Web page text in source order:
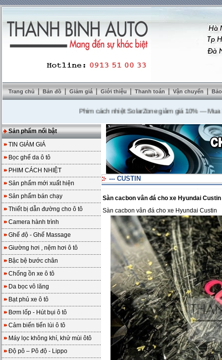
Trang chủ | Bản đồ | Giảm giá | Giới thiệu | Thanh toán | Vận chuyển |
Phim cách nhiệt SolarZone giảm giá 10%---Mua DVD
Sản phẩm nổi bật
TIN GIẢM GIÁ
Bọc ghế da ô tô
PHIM CÁCH NHIỆT
Sản phẩm mới xuất hiện
Sản phẩm bán chạy
Thiết bị dẫn đường cho ô tô
Camera hành trình
Ghế độ - Ghế Massage
Giường hơi , nệm hơi ô tô
Bậc bệ bước chân
Chống ồn xe ô tô
Da bọc vô lăng
Bạt phủ xe ô tô
Bơm lốp - Hút bụi ô tô
Cảm biến tiến lùi ô tô
Máy lọc không khí, khử mùi ôtô
Độ pô – Pô độ - Lippo
--- CUSTIN
Sàn cacbon vân đá cho xe Hyundai Custin
Sàn cacbon vân đá cho xe Hyundai Custin